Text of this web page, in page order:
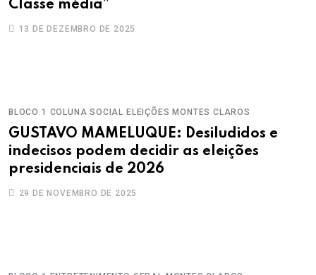
Classe média”
13 DE DEZEMBRO DE 2025
BLOCO 1 COLUNA SOCIAL ELEIÇÕES MONTES CLAROS
GUSTAVO MAMELUQUE: Desiludidos e
indecisos podem decidir as eleições
presidenciais de 2026
29 DE NOVEMBRO DE 2025